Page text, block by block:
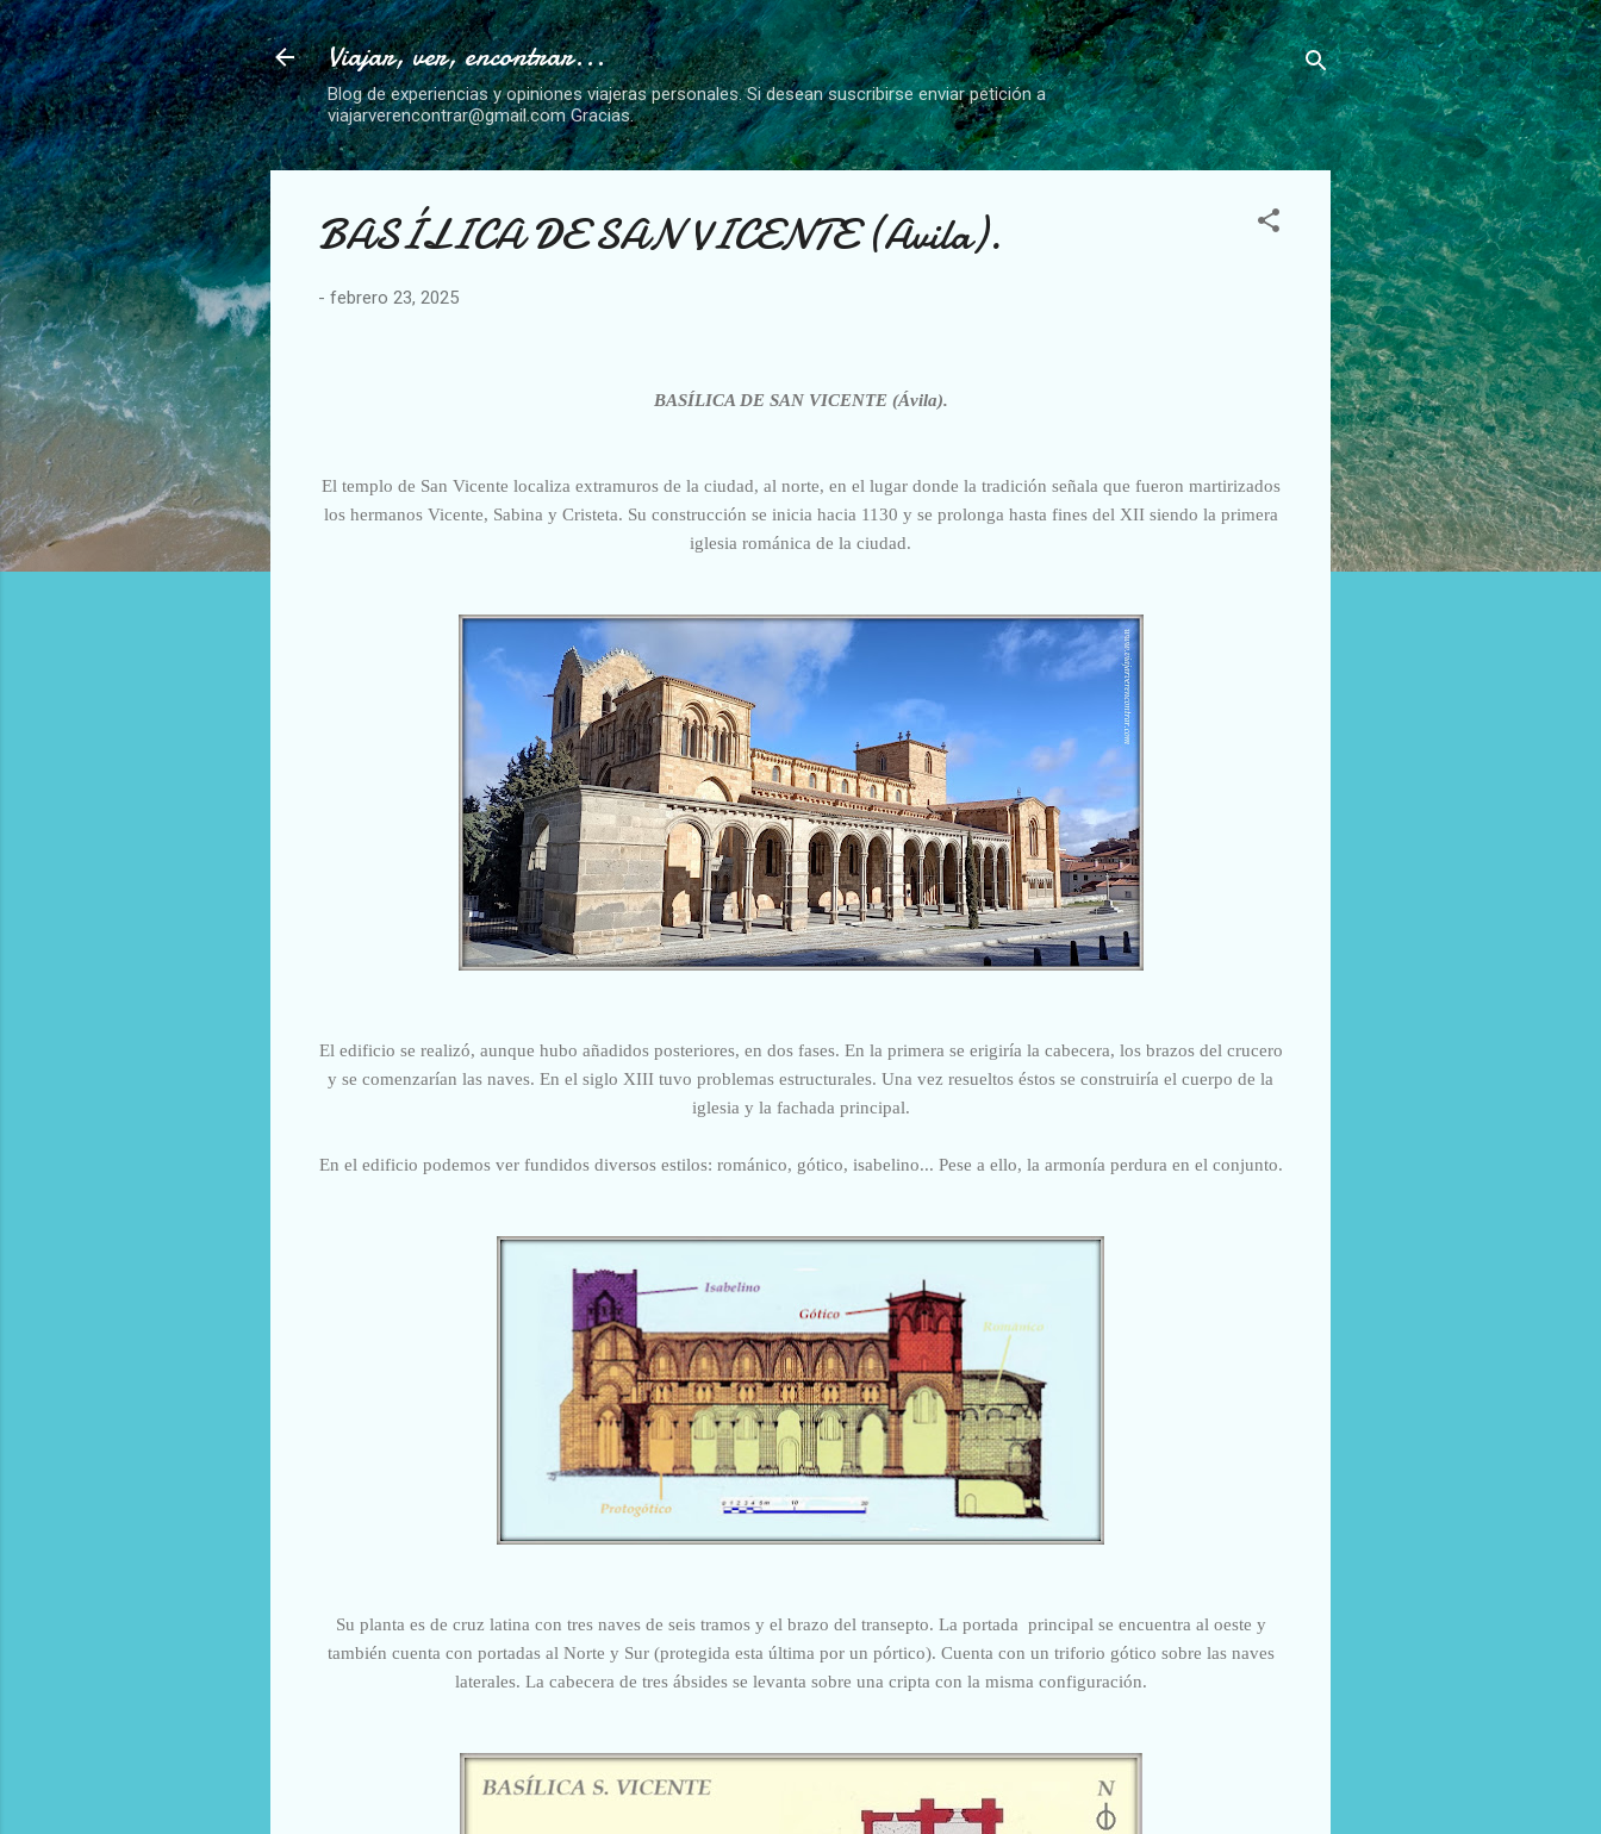
Ir al contenido principal
Viajar, ver, encontrar...
Blog de experiencias y opiniones viajeras personales. Si desean suscribirse enviar petición a
viajarverencontrar@gmail.com Gracias.
BASÍLICA DE SAN VICENTE (Avila).
- febrero 23, 2025
BASÍLICA DE SAN VICENTE (Ávila).
El templo de San Vicente localiza extramuros de la ciudad, al norte, en el lugar donde la tradición señala que fueron martirizados
los hermanos Vicente, Sabina y Cristeta. Su construcción se inicia hacia 1130 y se prolonga hasta fines del XII siendo la primera
iglesia románica de la ciudad.
El edificio se realizó, aunque hubo añadidos posteriores, en dos fases. En la primera se erigiría la cabecera, los brazos del crucero
y se comenzarían las naves. En el siglo XIII tuvo problemas estructurales. Una vez resueltos éstos se construiría el cuerpo de la
iglesia y la fachada principal.
En el edificio podemos ver fundidos diversos estilos: románico, gótico, isabelino... Pese a ello, la armonía perdura en el conjunto.
Su planta es de cruz latina con tres naves de seis tramos y el brazo del transepto. La portada principal se encuentra al oeste y
también cuenta con portadas al Norte y Sur (protegida esta última por un pórtico). Cuenta con un triforio gótico sobre las naves
laterales. La cabecera de tres ábsides se levanta sobre una cripta con la misma configuración.